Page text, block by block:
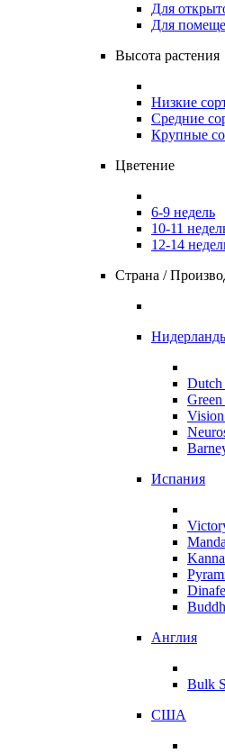
Для
Для
Высота растения
Низкие
Средние
Крупные
Цветение
6-9 недель
10-11
12-14
Страна /
Dutch
Green
Vision
Испания
Англия
Bulk
США